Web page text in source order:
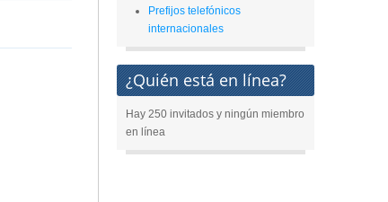
Prefijos telefónicos
internacionales
¿Quién está en línea?
Hay 250 invitados y ningún miembro
en línea